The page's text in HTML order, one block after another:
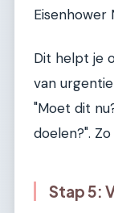
Eisenhower
Dit helpt je
van
"Moet dit
doelen?".
Stap 5: